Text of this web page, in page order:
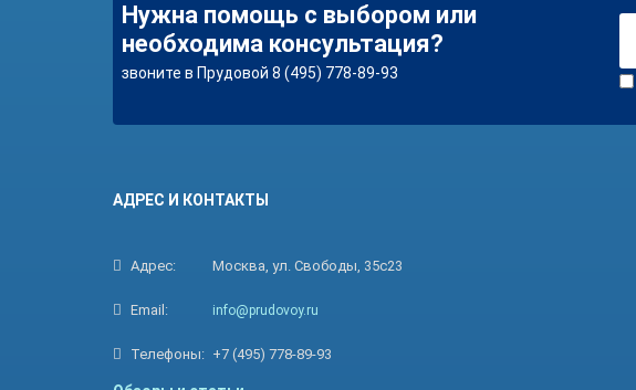
Нужна помощь с выбором или
необходима консультация?
звоните в Прудовой 8 (495) 778-89-93
АДРЕС И КОНТАКТЫ
Адрес: Москва, ул. Свободы, 35с23
Email: info@prudovoy.ru
Телефоны: +7 (495) 778-89-93